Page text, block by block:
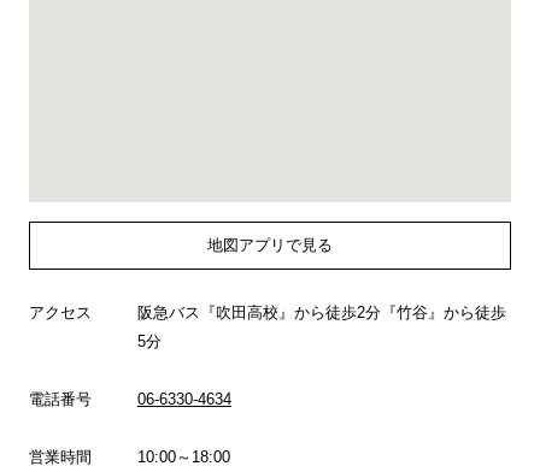
地図アプリで見る
アクセス
阪急バス『吹田高校』から徒歩2分『竹谷』から徒歩
5分
電話番号 06-6330-4634
営業時間
10:00～18:00